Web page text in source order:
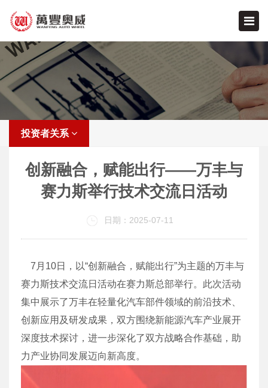
投资者关系
创新融合，赋能出行——万丰与
赛力斯举行技术交流日活动
日期：2025-07-11
7月10日，以“创新融合，赋能出行”为主题的万丰与
赛力斯技术交流日活动在赛力斯总部举行。此次活动
集中展示了万丰在轻量化汽车部件领域的前沿技术、
创新应用及研发成果，双方围绕新能源汽车产业展开
深度技术探讨，进一步深化了双方战略合作基础，助
力产业协同发展迈向新高度。